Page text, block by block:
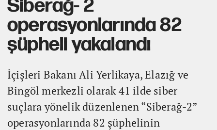
Siberağ- 2
operasyonlarında 82
şüpheli yakalandı
İçişleri Bakanı Ali Yerlikaya, Elazığ ve
Bingöl merkezli olarak 41 ilde siber
suçlara yönelik düzenlenen “Siberağ-2”
operasyonlarında 82 şüphelinin